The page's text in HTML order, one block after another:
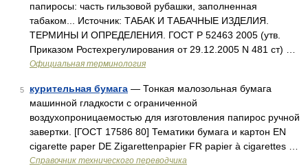
папиросы: часть гильзовой рубашки, заполненная
табаком... Источник: ТАБАК И ТАБАЧНЫЕ ИЗДЕЛИЯ.
ТЕРМИНЫ И ОПРЕДЕЛЕНИЯ. ГОСТ Р 52463 2005 (утв.
Приказом Ростехрегулирования от 29.12.2005 N 481 ст) …
Официальная терминология
5 курительная бумага — Тонкая малозольная бумага
машинной гладкости с ограниченной
воздухопроницаемостью для изготовления папирос ручной
завертки. [ГОСТ 17586 80] Тематики бумага и картон EN
cigarette paper DE Zigarettenpapier FR papier à cigarettes …
Справочник технического переводчика